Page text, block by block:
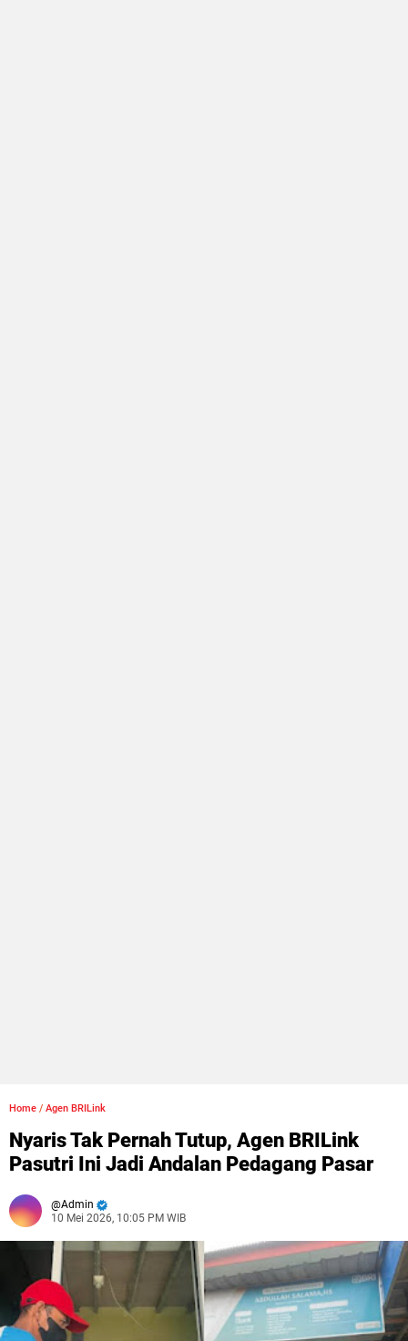
Home / Agen BRILink
Nyaris Tak Pernah Tutup, Agen BRILink
Pasutri Ini Jadi Andalan Pedagang Pasar
Admin
10 Mei 2026, 10:05 PM WIB